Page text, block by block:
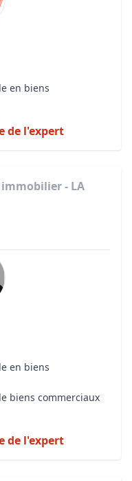
en biens
de l'expert
- LA
en biens
biens commerciaux
de l'expert